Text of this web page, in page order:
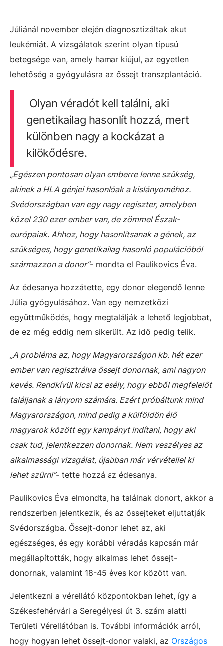
Júliánál november elején diagnosztizáltak akut
leukémiát. A vizsgálatok szerint olyan típusú
betegsége van, amely hamar kiújul, az egyetlen
lehetőség a gyógyulásra az őssejt transzplantáció.
Olyan véradót kell találni, aki
genetikailag hasonlít hozzá, mert
különben nagy a kockázat a
kilökődésre.
„Egészen pontosan olyan emberre lenne szükség,
akinek a HLA génjei hasonlóak a kislányoméhoz.
Svédországban van egy nagy regiszter, amelyben
közel 230 ezer ember van, de zömmel Észak-
európaiak. Ahhoz, hogy hasonlítsanak a gének, az
szükséges, hogy genetikailag hasonló populációból
származzon a donor”- mondta el Paulikovics Éva.
Az édesanya hozzátette, egy donor elegendő lenne
Júlia gyógyulásához. Van egy nemzetközi
együttműködés, hogy megtalálják a lehető legjobbat,
de ez még eddig nem sikerült. Az idő pedig telik.
„A probléma az, hogy Magyarországon kb. hét ezer
ember van regisztrálva őssejt donornak, ami nagyon
kevés. Rendkívül kicsi az esély, hogy ebből megfelelőt
találjanak a lányom számára. Ezért próbáltunk mind
Magyarországon, mind pedig a külföldön élő
magyarok között egy kampányt indítani, hogy aki
csak tud, jelentkezzen donornak. Nem veszélyes az
alkalmassági vizsgálat, újabban már vérvétellel ki
lehet szűrni”- tette hozzá az édesanya.
Paulikovics Éva elmondta, ha találnak donort, akkor a
rendszerben jelentkezik, és az őssejteket eljuttatják
Svédországba. Őssejt-donor lehet az, aki
egészséges, és egy korábbi véradás kapcsán már
megállapították, hogy alkalmas lehet őssejt-
donornak, valamint 18-45 éves kor között van.
Jelentkezni a vérellátó központokban lehet, így a
Székesfehérvári a Seregélyesi út 3. szám alatti
Területi Vérellátóban is. További információk arról,
hogy hogyan lehet őssejt-donor valaki, az Országos